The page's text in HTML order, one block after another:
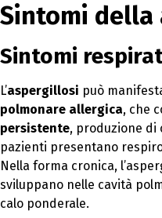
Sintomi
Sintomi
L’aspergillosi può
polmonare allergica, che
persistente, produzione di
pazienti presentano
Nella forma cronica,
sviluppano nelle cavità
calo ponderale.